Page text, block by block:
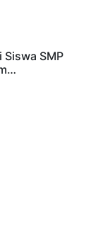
Siswa SMP